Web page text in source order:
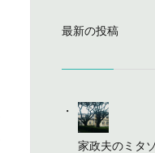
最新の投稿
家政夫のミタ